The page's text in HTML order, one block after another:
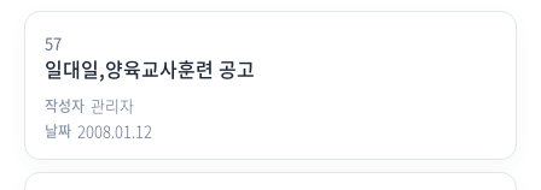
57
일대일,양육교사훈련 공고
관리자
2008.01.12